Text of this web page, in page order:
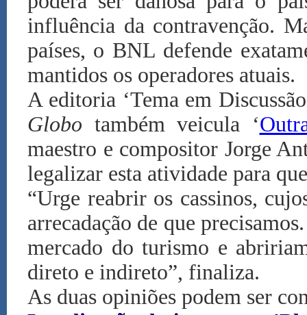
influência da contravenção.
países, o BNL defende
mantidos os operadores atuais.
A editoria ‘Tema em
Globo também veicula ‘
maestro e compositor Jorge
legalizar esta atividade para
“Urge reabrir os cassinos,
arrecadação de que
mercado do turismo e
direto e indireto”, finaliza.
As duas opiniões podem ser